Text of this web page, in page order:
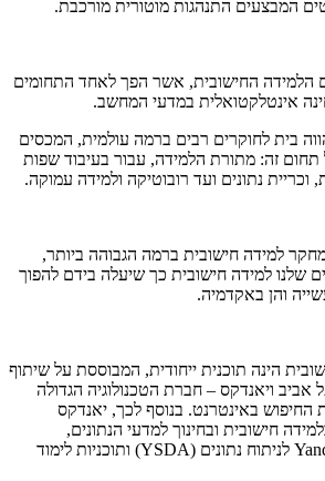
המבצעים התנהגות מוטורית מורכבת.
הלמידה החישובית, אשר הפך לאחד התחומים
אינטלקטואלית במדעי המחשב.
בית לחוקרים רבים ברמה עולמית, המכסים
זה: מתורת הלמידה, עבור בעיבוד שפות
נתונים ועד רובוטיקה ולמידה עמוקה.
למידה חישובית ברמה הגבוהה ביותר,
שלנו למידה חישובית כך שיעלה בידם להפוך
והן באקדמיה.
הינה תוכנית ייחודית, המבוססת על שיתוף
אביב ויאנדקס – חברת הטכנולוגיה הגדולה
החיפוש באינטרנט. בנוסף לכך, יאנדקס
חישובית ובחינוך למדעי הנתונים,
באמצעות בית הספר Yandex לניתוח נתונים (YSDA) ותוכניות לימוד